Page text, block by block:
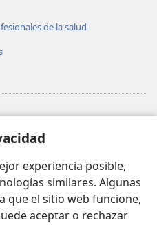
experiencia posible,
similares. Algunas
que el sitio web funcione,
aceptar o rechazar
de la salud